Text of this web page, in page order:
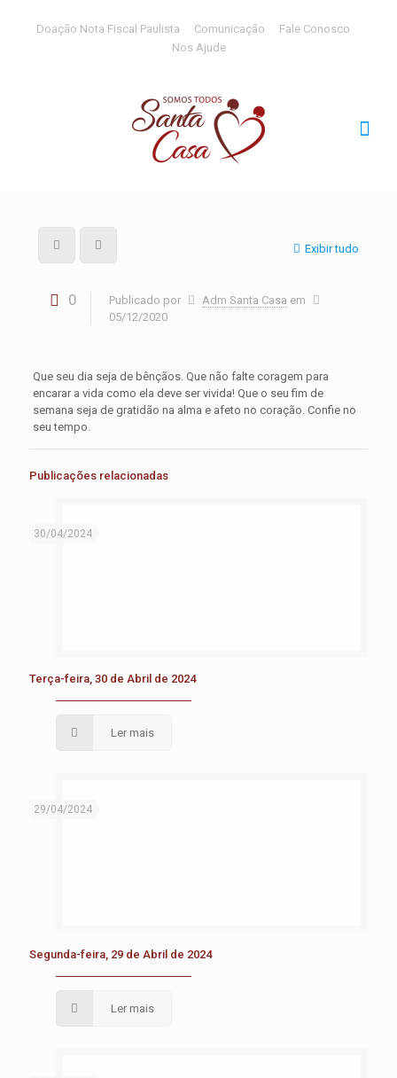
Doação Nota Fiscal Paulista Comunicação
Fale Conosco
Nos Ajude
Exibir tudo
0 Publicado por Adm Santa Casa em
05/12/2020
Que seu dia seja de bênçãos. Que não falte coragem para
encarar a vida como ela deve ser vivida! Que o seu fim de
semana seja de gratidão na alma e afeto no coração. Confie no
seu tempo.
Publicações relacionadas
30/04/2024
Terça-feira, 30 de Abril de 2024
Ler mais
29/04/2024
Segunda-feira, 29 de Abril de 2024
Ler mais